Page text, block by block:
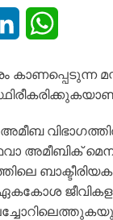
LinkedIn
കാണപ്പെടുന്ന
അമീബ
ഏകകോശ